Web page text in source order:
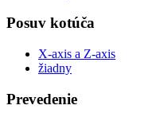
Posuv kotúča
X-axis a Z-axis
žiadny
Prevedenie